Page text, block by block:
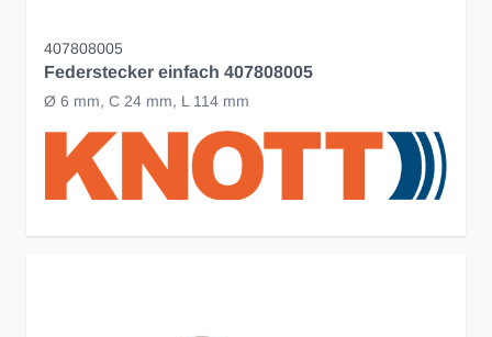
407808005
Federstecker einfach 407808005
Ø 6 mm, C 24 mm, L 114 mm